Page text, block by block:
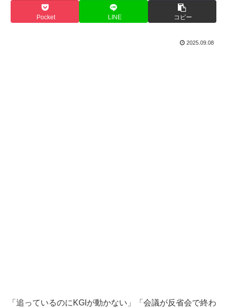
Pocket LINE コピー
2025.09.08
「追っているのにKGIが動かない」「会議が反省会で終わ